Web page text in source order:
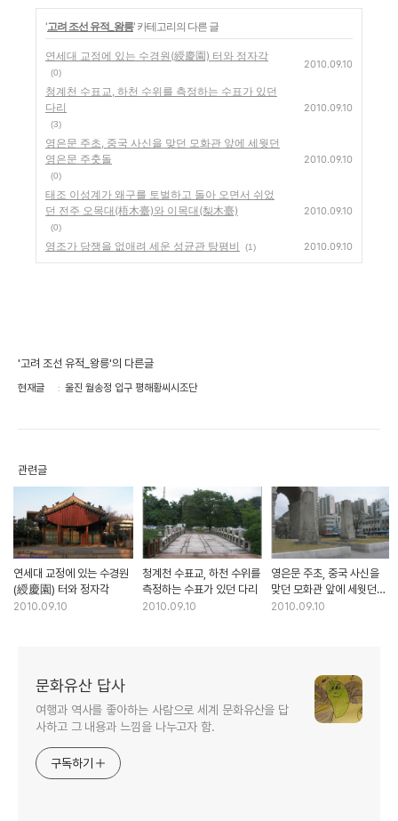
'고려 조선 유적_왕릉' 카테고리의 다른 글
연세대 교정에 있는 수경원(綬慶園) 터와 정자각
(0)
2010.09.10
청계천 수표교, 하천 수위를 측정하는 수표가 있던
다리
(3)
2010.09.10
영은문 주초, 중국 사신을 맞던 모화관 앞에 세웟던
영은문 주춧돌
(0)
2010.09.10
태조 이성계가 왜구를 토벌하고 돌아 오면서 쉬었
던 전주 오목대(梧木臺)와 이목대(梨木臺)
(0)
2010.09.10
영조가 당쟁을 없애려 세운 성균관 탕평비 (1) 2010.09.10
'고려 조선 유적_왕릉'의 다른글
현재글 울진 월송정 입구 평해황씨시조단
관련글
연세대 교정에 있는 수경원
(綬慶園) 터와 정자각
2010.09.10
청계천 수표교, 하천 수위를
측정하는 수표가 있던 다리
2010.09.10
영은문 주초, 중국 사신을
맞던 모화관 앞에 세웟던
영은문 주춧돌
2010.09.10
문화유산 답사
여행과 역사를 좋아하는 사람으로 세계 문화유산을 답
사하고 그 내용과 느낌을 나누고자 함.
구독하기